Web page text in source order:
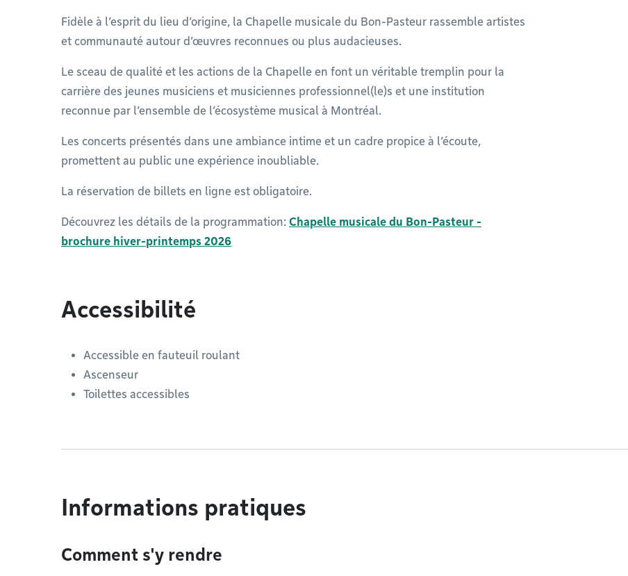
Fidèle à l’esprit du lieu d’origine, la Chapelle musicale du Bon-Pasteur rassemble artistes
et communauté autour d’œuvres reconnues ou plus audacieuses.
Le sceau de qualité et les actions de la Chapelle en font un véritable tremplin pour la
carrière des jeunes musiciens et musiciennes professionnel(le)s et une institution
reconnue par l’ensemble de l’écosystème musical à Montréal.
Les concerts présentés dans une ambiance intime et un cadre propice à l’écoute,
promettent au public une expérience inoubliable.
La réservation de billets en ligne est obligatoire.
Découvrez les détails de la programmation: Chapelle musicale du Bon-Pasteur -
brochure hiver-printemps 2026
Accessibilité
Accessible en fauteuil roulant
Ascenseur
Toilettes accessibles
Informations pratiques
Comment s'y rendre